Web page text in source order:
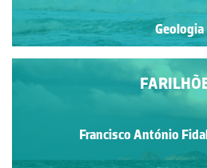
Geologia
Francisco António